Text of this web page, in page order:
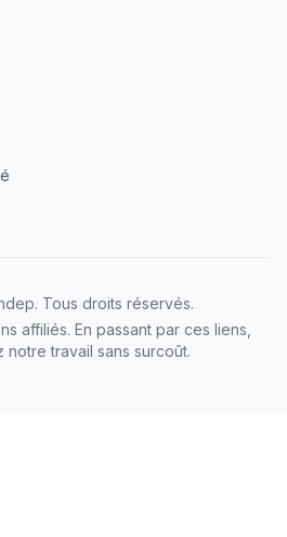
. Tous droits réservés.
affiliés. En passant par ces liens,
notre travail sans surcoût.